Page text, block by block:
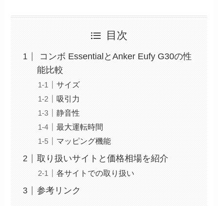
目次
コンボ EssentialとAnker Eufy G30の性
能比較
サイズ
吸引力
静音性
最大運転時間
マッピング機能
取り扱いサイトと価格相場を紹介
各サイトでの取り扱い
参考リンク